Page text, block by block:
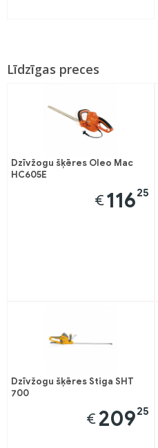
Līdzīgas preces
Dzīvžogu šķēres Oleo Mac
HC605E
€11625
Dzīvžogu šķēres Stiga SHT
700
€20925